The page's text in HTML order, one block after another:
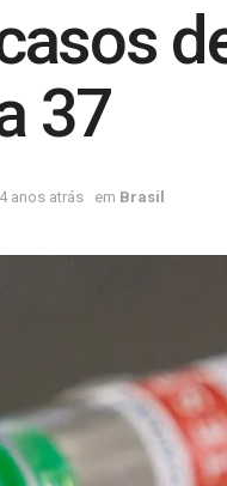
37
4 anos atrás em Brasil